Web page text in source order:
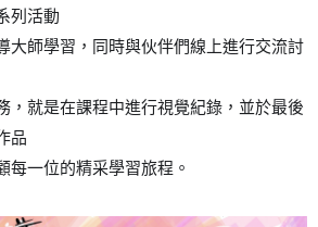
列活動
大師學習，同時與伙伴們線上進行交流討
，就是在課程中進行視覺紀錄，並於最後
品
每一位的精采學習旅程。